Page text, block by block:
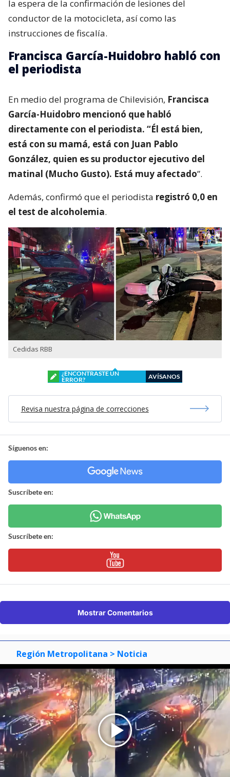
la espera de la confirmación de lesiones del
conductor de la motocicleta, así como las
instrucciones de fiscalía.
Francisca García-Huidobro habló con
el periodista
En medio del programa de Chilevisión, Francisca
García-Huidobro mencionó que habló
directamente con el periodista. “Él está bien,
está con su mamá, está con Juan Pablo
González, quien es su productor ejecutivo del
matinal (Mucho Gusto). Está muy afectado”.
Además, confirmó que el periodista registró 0,0 en
el test de alcoholemia.
Cedidas RBB
¿ENCONTRASTE UN
ERROR?
AVÍSANOS
Revisa nuestra página de correcciones
Síguenos en:
Suscríbete en:
Suscríbete en:
Mostrar Comentarios
Región Metropolitana > Noticia